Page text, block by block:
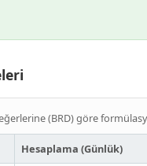
(BRD) göre
Hesaplama (Günlük)